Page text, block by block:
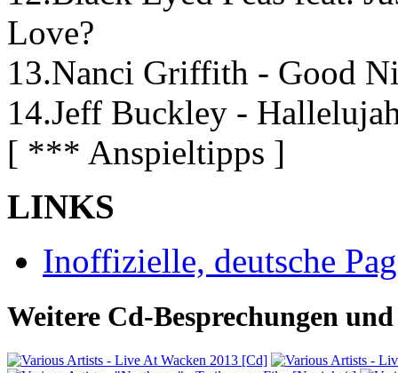
Love?
13.Nanci Griffith - Good
14.Jeff Buckley -
[ *** Anspieltipps ]
LINKS
Inoffizielle, deutsche
Weitere Cd-Besprechungen